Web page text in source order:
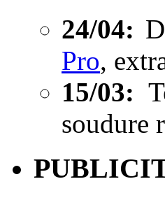
24/04:
Pro,
15/03:
soudure